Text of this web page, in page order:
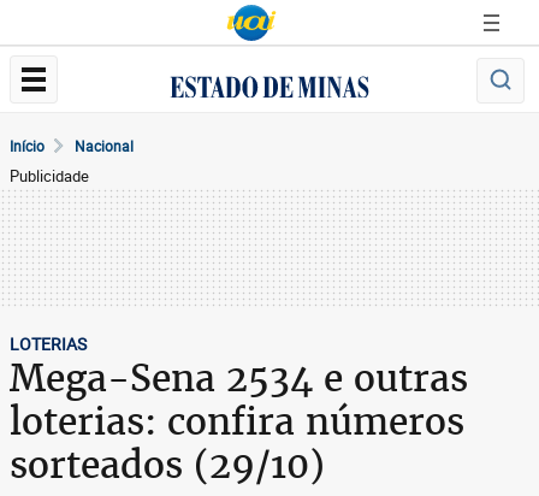
Início Nacional
Publicidade
LOTERIAS
Mega-Sena 2534 e outras
loterias: confira números
sorteados (29/10)